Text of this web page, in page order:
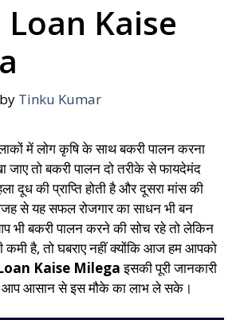
Loan Kaise
by Tinku Kumar
में लोग कृषि के साथ बकरी पालन करना
तो बकरी पालन दो तरीके से फायदेमंद
दूध की प्राप्ति होती है और दूसरा मांस की
वजह से यह सफल रोजगार का साधन भी बन
बकरी पालन करने की सोच रहे तो लेकिन
है, तो घबराए नहीं क्योंकि आज हम आपको
Kaise Milegaइसकी पूरी जानकारी
आप आसान से इस मौके का लाभ ले सके।